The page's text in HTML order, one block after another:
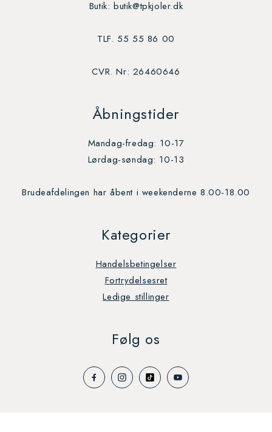
Butik: butik@tpkjoler.dk
TLF. 55 55 86 00
CVR. Nr: 26460646
Åbningstider
Mandag-fredag: 10-17
Lørdag-søndag: 10-13
Brudeafdelingen har åbent i weekenderne 8.00-18.00
Kategorier
Handelsbetingelser
Fortrydelsesret
Ledige stillinger
Følg os